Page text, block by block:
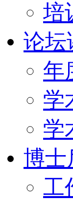
培
论坛
年
学
学
博士
工